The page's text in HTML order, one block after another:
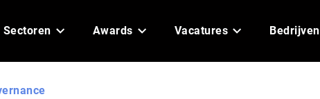
Sectoren Awards Vacatures Bedrijven